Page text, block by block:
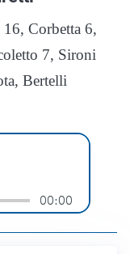
Corbetta 6,
7, Sironi
Bertelli